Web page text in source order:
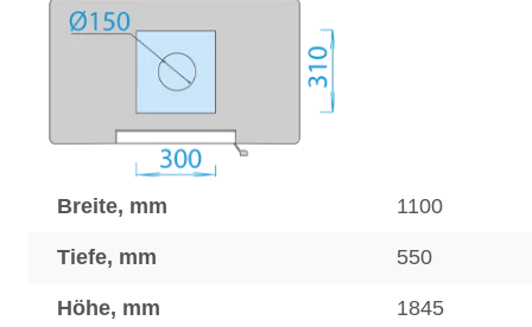
Breite, mm 1100
Tiefe, mm 550
Höhe, mm 1845